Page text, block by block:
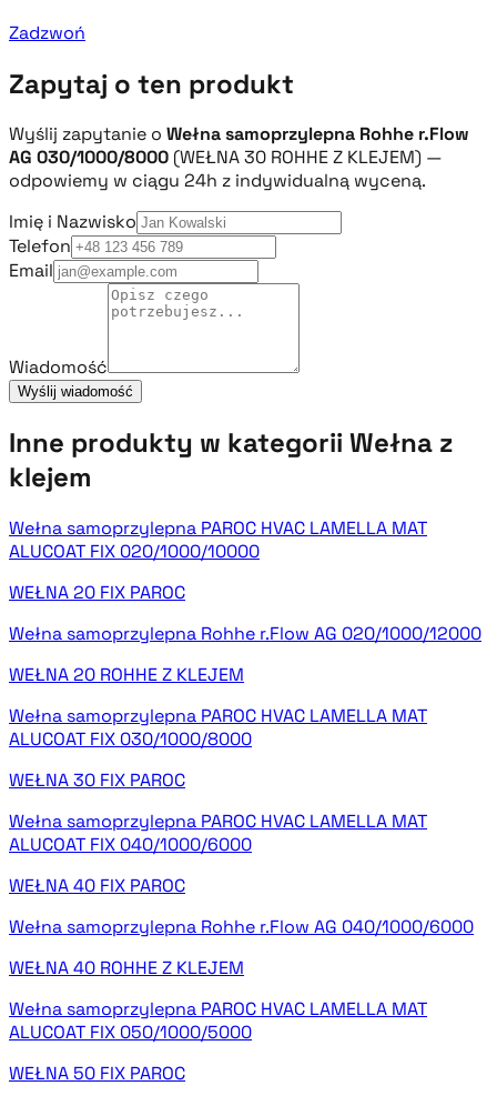
Zadzwoń
Zapytaj o ten produkt
Wyślij zapytanie o Wełna samoprzylepna Rohhe r.Flow
AG 030/1000/8000 (WEŁNA 30 ROHHE Z KLEJEM) —
odpowiemy w ciągu 24h z indywidualną wyceną.
Imię i Nazwisko
Telefon
Email
Wiadomość
Wyślij wiadomość
Inne produkty w kategorii Wełna z
klejem
Wełna samoprzylepna PAROC HVAC LAMELLA MAT
ALUCOAT FIX 020/1000/10000
WEŁNA 20 FIX PAROC
Wełna samoprzylepna Rohhe r.Flow AG 020/1000/12000
WEŁNA 20 ROHHE Z KLEJEM
Wełna samoprzylepna PAROC HVAC LAMELLA MAT
ALUCOAT FIX 030/1000/8000
WEŁNA 30 FIX PAROC
Wełna samoprzylepna PAROC HVAC LAMELLA MAT
ALUCOAT FIX 040/1000/6000
WEŁNA 40 FIX PAROC
Wełna samoprzylepna Rohhe r.Flow AG 040/1000/6000
WEŁNA 40 ROHHE Z KLEJEM
Wełna samoprzylepna PAROC HVAC LAMELLA MAT
ALUCOAT FIX 050/1000/5000
WEŁNA 50 FIX PAROC